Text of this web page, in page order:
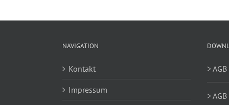
NAVIGATION
Kontakt
Impressum
>
>